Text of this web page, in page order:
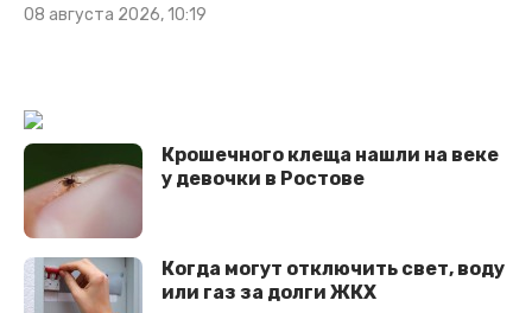
08 августа 2026, 10:19
Крошечного клеща нашли на веке
у девочки в Ростове
Когда могут отключить свет, воду
или газ за долги ЖКХ